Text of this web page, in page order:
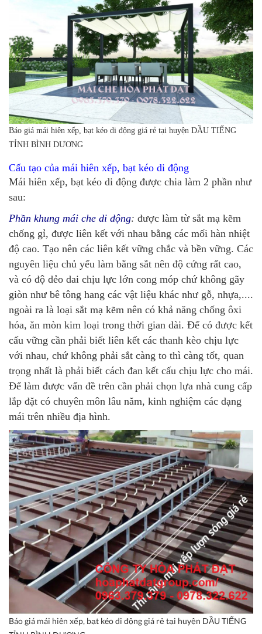
Báo giá mái hiên xếp, bạt kéo di động giá rẻ tại huyện DẦU TIẾNG
TỈNH BÌNH DƯƠNG
Cấu tạo của mái hiên xếp, bạt kéo di động
Mái hiên xếp, bạt kéo di động được chia làm 2 phần như
sau:
Phần khung mái che di động: được làm từ sắt mạ kẽm
chống gỉ, được liên kết với nhau bằng các mối hàn nhiệt
độ cao. Tạo nên các liên kết vững chắc và bền vững. Các
nguyên liệu chủ yếu làm bằng sắt nên độ cứng rất cao,
và có độ dẻo dai chịu lực lớn cong móp chứ không gãy
giòn như bê tông hang các vật liệu khác như gỗ, nhựa,....
ngoài ra là loại sắt mạ kẽm nên có khả năng chống ôxi
hóa, ăn mòn kim loại trong thời gian dài. Để có được kết
cấu vững cần phải biết liên kết các thanh kèo chịu lực
với nhau, chứ không phải sắt càng to thì càng tốt, quan
trọng nhất là phải biết cách đan kết cấu chịu lực cho mái.
Để làm được vấn đề trên cần phải chọn lựa nhà cung cấp
lắp đặt có chuyên môn lâu năm, kinh nghiệm các dạng
mái trên nhiều địa hình.
Báo giá mái hiên xếp, bạt kéo di động giá rẻ tại huyện DẦU TIẾNG